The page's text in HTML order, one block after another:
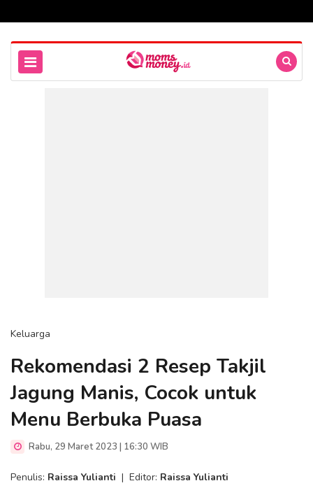
Keluarga
Rekomendasi 2 Resep Takjil
Jagung Manis, Cocok untuk
Menu Berbuka Puasa
Rabu, 29 Maret 2023 | 16:30 WIB
Penulis: Raissa Yulianti | Editor: Raissa Yulianti